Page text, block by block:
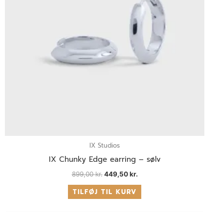
IX Studios
IX Chunky Edge earring – sølv
899,00kr. 449,50kr.
TILFØJ TIL KURV